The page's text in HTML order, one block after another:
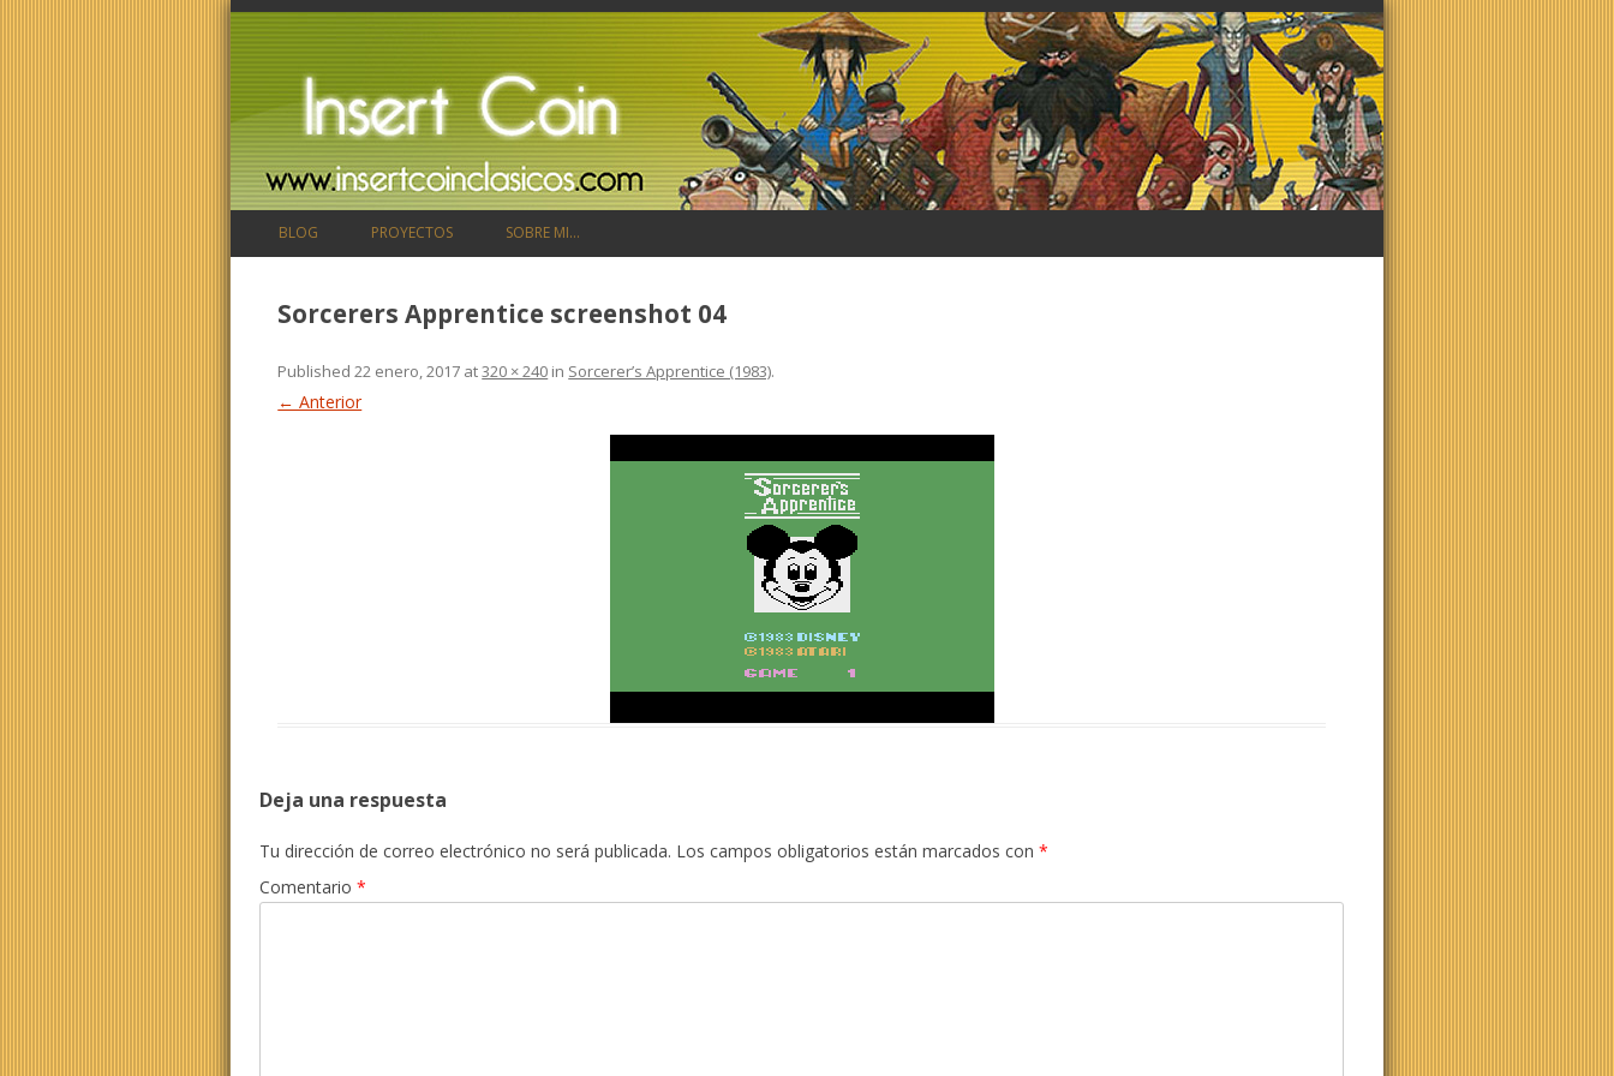
BLOG PROYECTOS SOBRE MI…
Sorcerers Apprentice screenshot 04
Published22 enero, 2017 at320 × 240 in Sorcerer’s Apprentice (1983).
← Anterior
Deja una respuesta
Tu dirección de correo electrónico no será publicada. Los campos obligatorios están marcados con *
Comentario *